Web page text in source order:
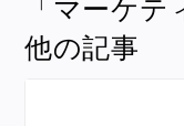
「マーケ
他の記事